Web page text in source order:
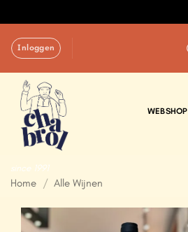
naarInloggen
since 1991
WEBSHOP
Home / Alle Wijnen